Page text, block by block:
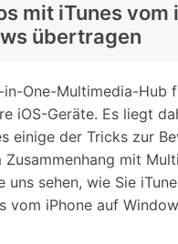
mit iTunes vom
übertragen
in-One-Multimedia-Hub
iOS-Geräte. Es liegt
einige der Tricks zur
mit
uns sehen, wie Sie
vom iPhone auf